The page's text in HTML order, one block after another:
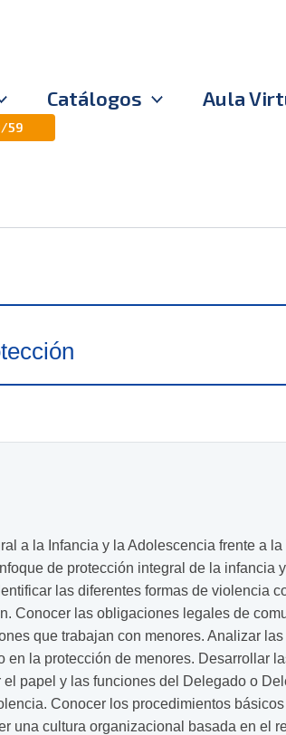
Catálogos Aula
59
a la Infancia y la Adolescencia frente a
de protección integral de la infancia
las diferentes formas de violencia
Conocer las obligaciones legales de
que trabajan con menores. Analizar
la protección de menores. Desarrollar
papel y las funciones del Delegado o
Conocer los procedimientos
una cultura organizacional basada en el